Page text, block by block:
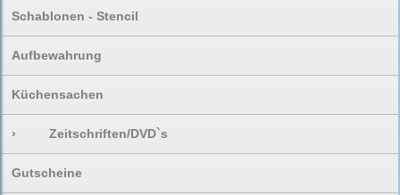
Schablonen - Stencil
Aufbewahrung
Küchensachen
› Zeitschriften/DVD`s
Gutscheine